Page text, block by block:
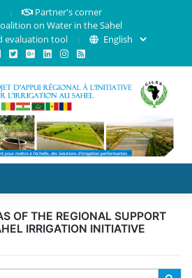
Partner's corner
on Water in the Sahel
evaluation tool
OF THE REGIONAL SUPPORT
IRRIGATION INITIATIVE